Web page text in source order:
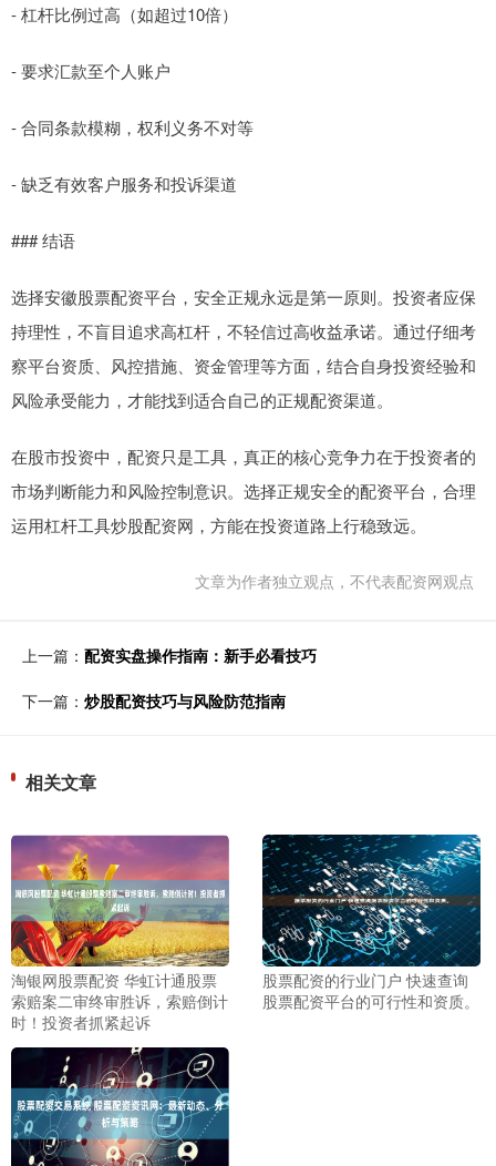
- 杠杆比例过高（如超过10倍）
- 要求汇款至个人账户
- 合同条款模糊，权利义务不对等
- 缺乏有效客户服务和投诉渠道
### 结语
选择安徽股票配资平台，安全正规永远是第一原则。投资者应保
持理性，不盲目追求高杠杆，不轻信过高收益承诺。通过仔细考
察平台资质、风控措施、资金管理等方面，结合自身投资经验和
风险承受能力，才能找到适合自己的正规配资渠道。
在股市投资中，配资只是工具，真正的核心竞争力在于投资者的
市场判断能力和风险控制意识。选择正规安全的配资平台，合理
运用杠杆工具炒股配资网，方能在投资道路上行稳致远。
文章为作者独立观点，不代表配资网观点
上一篇： 配资实盘操作指南：新手必看技巧
下一篇： 炒股配资技巧与风险防范指南
相关文章
淘银网股票配资 华虹计通股票
索赔案二审终审胜诉，索赔倒计
时！投资者抓紧起诉
股票配资的行业门户 快速查询
股票配资平台的可行性和资质。